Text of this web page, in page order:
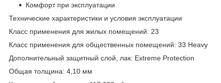
Комфорт при эксплуатации
Технические характеристики и условия эксплуатации
Класс применения для жилых помещений: 23
Класс применения для общественных помещений: 33 Heavy
Дополнительный защитный слой, лак: Extreme Protection
Общая толщина: 4,10 мм